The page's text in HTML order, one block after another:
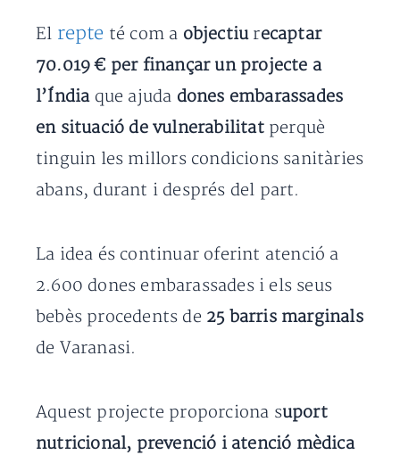
El repte té com a objectiu recaptar
70.019 € per finançar un projecte a
l’Índia que ajuda dones embarassades
en situació de vulnerabilitatperquè
tinguin les millors condicions sanitàries
abans, durant i després del part.
La idea és continuar oferint atenció a
2.600 dones embarassades i els seus
bebès procedents de 25 barris marginals
de Varanasi.
Aquest projecte proporciona suport
nutricional, prevenció i atenció mèdica